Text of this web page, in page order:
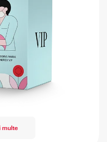
multe